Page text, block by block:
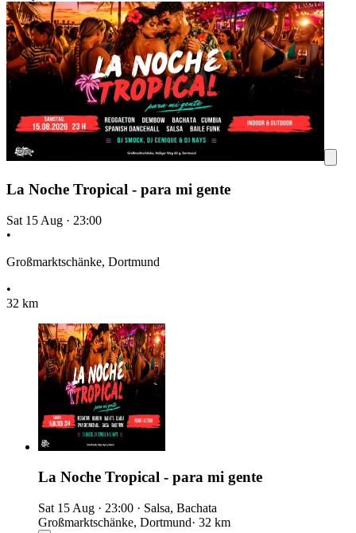
La Noche Tropical - para mi gente
Sat 15 Aug · 23:00
•
Großmarktschänke, Dortmund
•
32 km
La Noche Tropical - para mi gente
Sat 15 Aug · 23:00 · Salsa, Bachata
Großmarktschänke, Dortmund· 32 km